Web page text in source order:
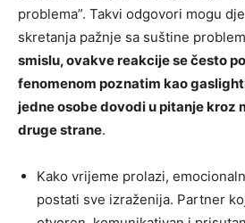
problema”. Takvi odgovori mogu
skretanja pažnje sa suštine
smislu, ovakve reakcije se često
fenomenom poznatim kao
jedne osobe dovodi u pitanje kroz
druge strane.
Kako vrijeme prolazi,
postati sve izraženija. Partner